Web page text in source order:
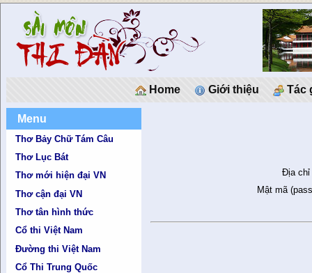
Home Giới thiệu Tác
Menu
Thơ Bảy Chữ Tám Câu
Thơ Lục Bát
Thơ mới hiện đại VN
Thơ cận đại VN
Thơ tân hình thức
Cổ thi Việt Nam
Đường thi Việt Nam
Cổ Thi Trung Quốc
Địa chỉ
Mật mã